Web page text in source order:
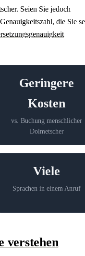
Seien Sie jedoch
die Sie
Geringere
Kosten
vs. Buchung menschlicher
Dolmetscher
Viele
Sprachen in einem Anruf
verstehen